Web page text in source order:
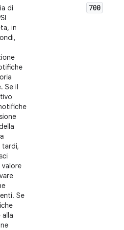
di
in
Se il
Se
alla
700